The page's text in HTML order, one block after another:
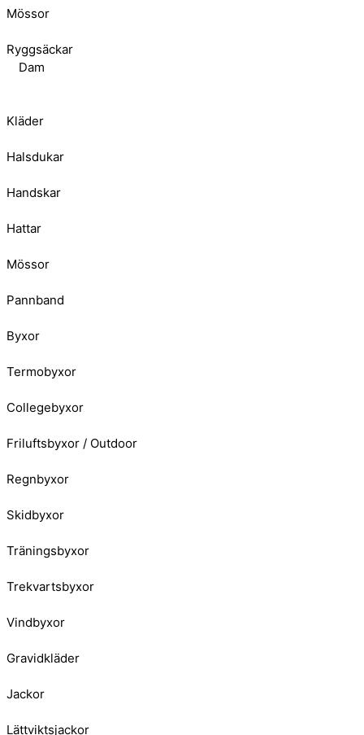
Mössor
Ryggsäckar
Dam
Kläder
Halsdukar
Handskar
Hattar
Mössor
Pannband
Byxor
Termobyxor
Collegebyxor
Friluftsbyxor / Outdoor
Regnbyxor
Skidbyxor
Träningsbyxor
Trekvartsbyxor
Vindbyxor
Gravidkläder
Jackor
Lättviktsjackor